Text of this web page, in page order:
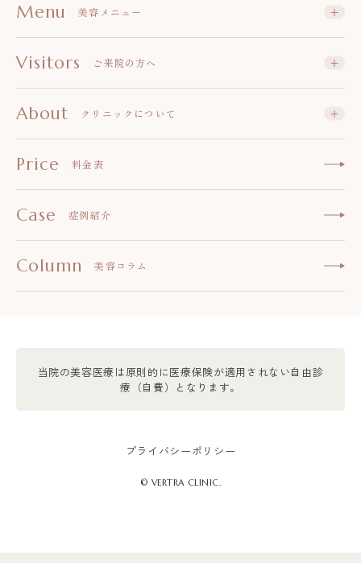
Menu 美容メニュー
Visitors ご来院の方へ
About クリニックについて
Price 料金表
Case 症例紹介
Column 美容コラム
当院の美容医療は原則的に医療保険が適用されない自由診
療（自費）となります。
プライバシーポリシー
© VERTRA CLINIC.